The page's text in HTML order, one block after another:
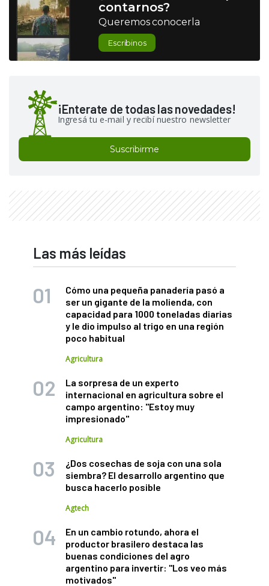
contarnos?
Queremos conocerla
Escribinos
¡Enterate de todas las novedades!
Ingresá tu e-mail y recibí nuestro newsletter
Suscribirme
Las más leídas
Cómo una pequeña panadería pasó a
ser un gigante de la molienda, con
capacidad para 1000 toneladas diarias
y le dio impulso al trigo en una región
poco habitual
Agricultura
La sorpresa de un experto
internacional en agricultura sobre el
campo argentino: "Estoy muy
impresionado"
Agricultura
¿Dos cosechas de soja con una sola
siembra? El desarrollo argentino que
busca hacerlo posible
Agtech
En un cambio rotundo, ahora el
productor brasilero destaca las
buenas condiciones del agro
argentino para invertir: "Los veo más
motivados"